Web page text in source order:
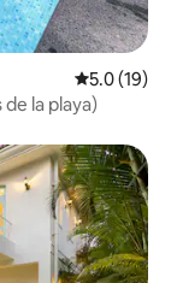
Calificación
5.0 (19)
de la playa)